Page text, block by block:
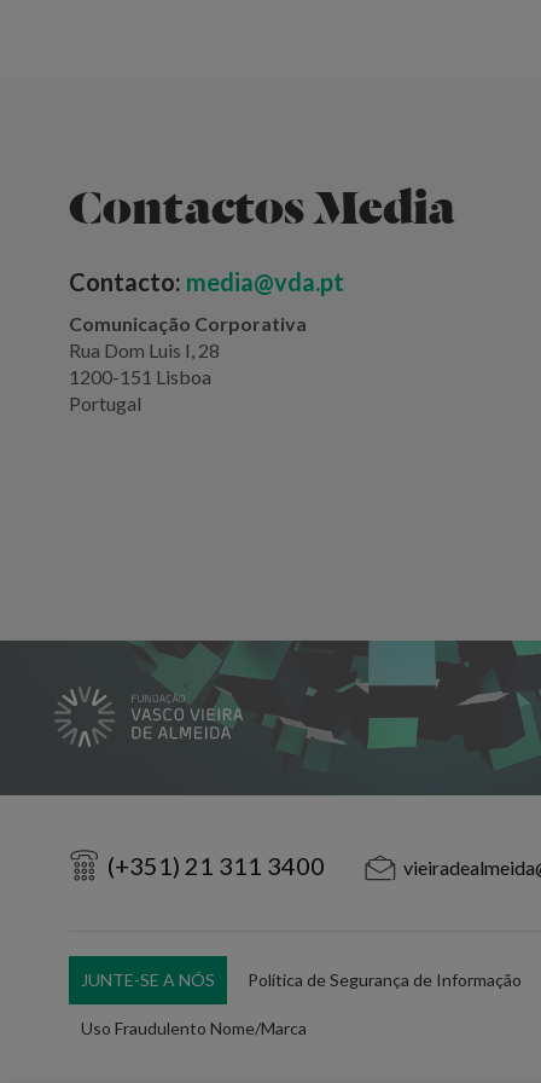
Contactos Media
Contacto: media@vda.pt
Comunicação Corporativa
Rua Dom Luis I, 28
1200-151 Lisboa
Portugal
(+351) 21 311 3400
JUNTE-SE A NÓS Política de Segurança de Informação
Uso Fraudulento Nome/Marca